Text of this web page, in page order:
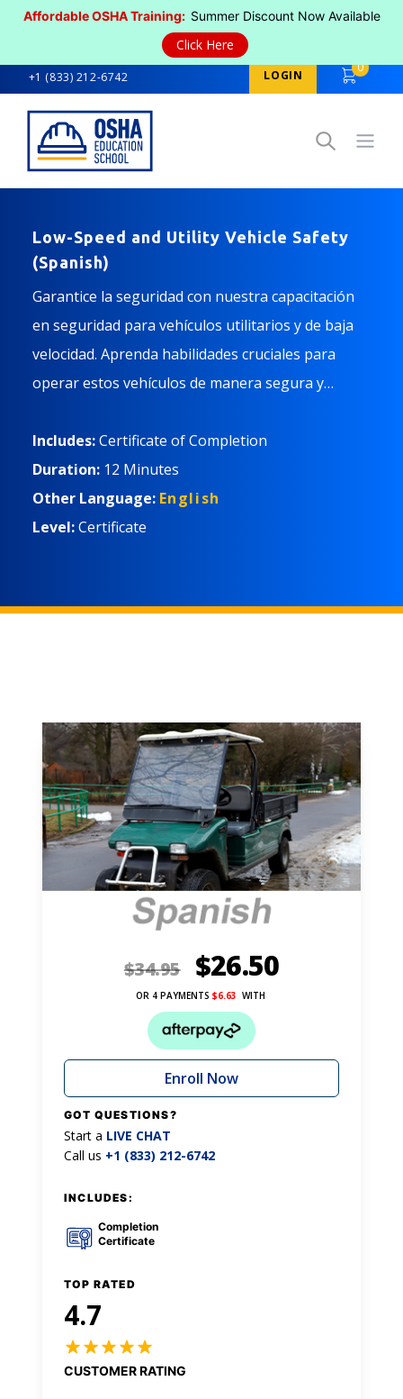
Affordable OSHA Training: Summer Discount Now Available
Click Here
+1 (833) 212-6742 LOGIN
0
Low-Speed and Utility Vehicle Safety
(Spanish)
Garantice la seguridad con nuestra capacitación
en seguridad para vehículos utilitarios y de baja
velocidad. Aprenda habilidades cruciales para
operar estos vehículos de manera segura y
Includes:Certificate of Completion
Duration: 12 Minutes
Other Language: English
Level:Certificate
$34.95 $26.50
OR 4 PAYMENTS $6.63 WITH
Enroll Now
GOT QUESTIONS?
Start a LIVE CHAT
Call us +1 (833) 212-6742
INCLUDES:
Completion
Certificate
TOP RATED
4.7
CUSTOMER RATING